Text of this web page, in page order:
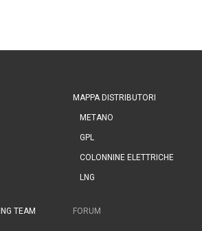
MAPPA DISTRIBUTORI
METANO
GPL
COLONNINE ELETTRICHE
LNG
TEAM FORUM